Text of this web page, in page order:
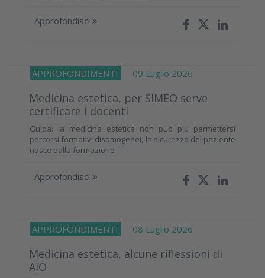
Approfondisci
APPROFONDIMENTI 09 Luglio 2026
Medicina estetica, per SIMEO serve
certificare i docenti
Guida: la medicina estetica non può più permettersi
percorsi formativi disomogenei, la sicurezza del paziente
nasce dalla formazione
Approfondisci
APPROFONDIMENTI 08 Luglio 2026
Medicina estetica, alcune riflessioni di
AIO